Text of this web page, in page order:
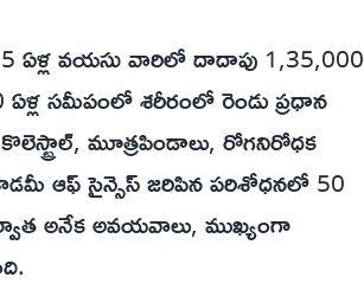
ఏళ్ల వయసు వారిలో దాదాపు 1,35,000
ఏళ్ల సమీపంలో శరీరంలో రెండు ప్రధాన
మూత్రపిండాలు, రోగనిరోధక
ఆఫ్ సైన్సెస్ జరిపిన పరిశోధనలో 50
అనేక అవయవాలు, ముఖ్యంగా